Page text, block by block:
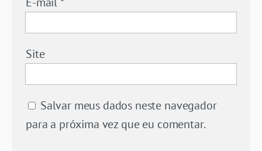
Site
Salvar meus dados neste navegador
para a próxima vez que eu comentar.